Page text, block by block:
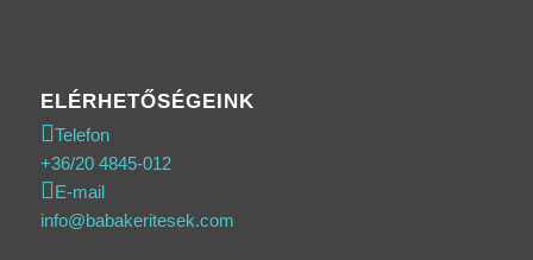
ELÉRHETŐSÉGEINK
Telefon
+36/20 4845-012
E-mail
info@babakeritesek.com